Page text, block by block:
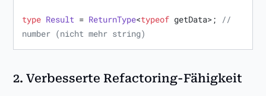
type Result = ReturnType<typeof getData>;
//
number (nicht mehr string)
2. Verbesserte Refactoring-Fähigkeit